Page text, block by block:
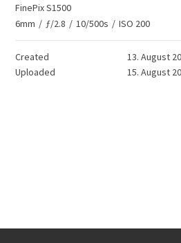
FinePix S1500
6mm / ƒ/2.8 / 10/500s / ISO 200
Created
13. August
Uploaded
15. August